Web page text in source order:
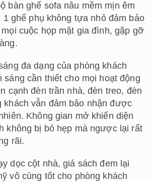
bàn ghế sofa nâu mềm mịn êm
ghế phụ không tựa nhỏ đảm bảo
cuộc họp mặt gia đình, gặp gỡ
đa dạng của phòng khách
sáng cần thiết cho mọi hoạt động
cạnh đèn trần nhà, đèn treo, đèn
khách vẫn đảm bảo nhận được
Không gian mở khiến diện
không bị bó hẹp mà ngược lại rất
rãi.
dọc cột nhà, giá sách đem lại
vô cùng tốt cho phòng khách